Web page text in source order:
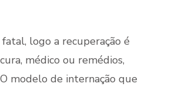
logo a recuperação é
médico ou remédios,
modelo de internação que